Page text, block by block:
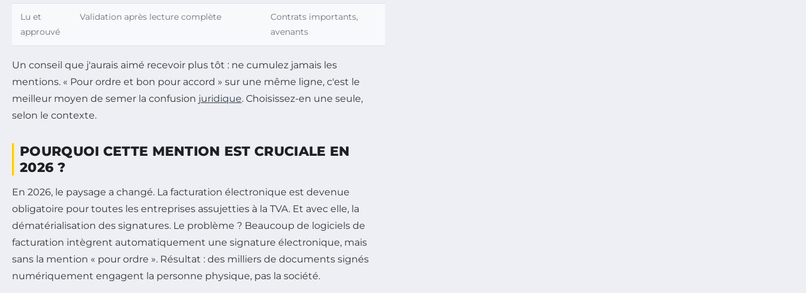
Lu et
approuvé
Validation après lecture complète
Contrats importants,
avenants
Un conseil que j'aurais aimé recevoir plus tôt : ne cumulez jamais les
mentions. « Pour ordre et bon pour accord » sur une même ligne, c'est le
meilleur moyen de semer la confusion juridique. Choisissez-en une seule,
selon le contexte.
POURQUOI CETTE MENTION EST CRUCIALE EN
2026 ?
En 2026, le paysage a changé. La facturation électronique est devenue
obligatoire pour toutes les entreprises assujetties à la TVA. Et avec elle, la
dématérialisation des signatures. Le problème ? Beaucoup de logiciels de
facturation intègrent automatiquement une signature électronique, mais
sans la mention « pour ordre ». Résultat : des milliers de documents signés
numériquement engagent la personne physique, pas la société.